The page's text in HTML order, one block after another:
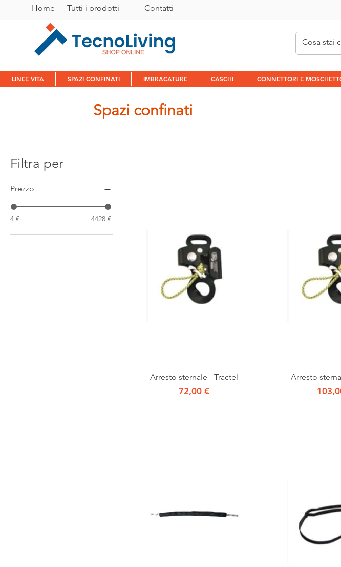
Home Tutti i prodotti Contatti
LINEE VITA SPAZI CONFINATI IMBRACATURE CASCHI CONNETTORI E
Spazi confinati
Filtra per
Prezzo
4 € 4428 €
Vista rapida
Arresto sternale - Tractel
Prezzo
72,00 €
Vista
Arresto